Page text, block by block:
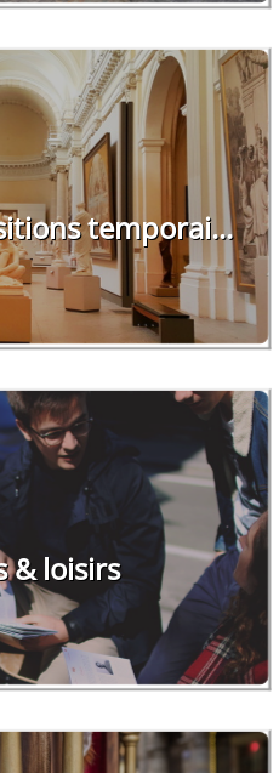
temporai...
& loisirs